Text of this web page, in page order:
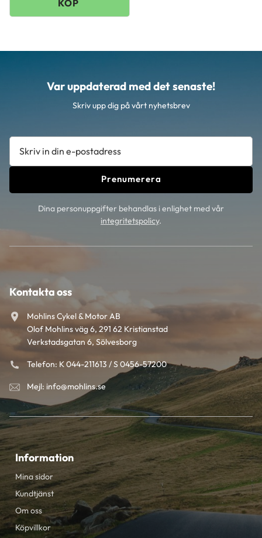
Var uppdaterad med det senaste!
Skriv upp dig på vårt nyhetsbrev
Prenumerera
Dina personuppgifter behandlas i enlighet med vår
integritetspolicy.
Kontakta oss
Mohlins Cykel & Motor AB
Olof Mohlins väg 6, 291 62 Kristianstad
Verkstadsgatan 6, Sölvesborg
Telefon: K 044-211613 / S 0456-57200
Mejl: info@mohlins.se
Information
Mina sidor
Kundtjänst
Om oss
Köpvillkor